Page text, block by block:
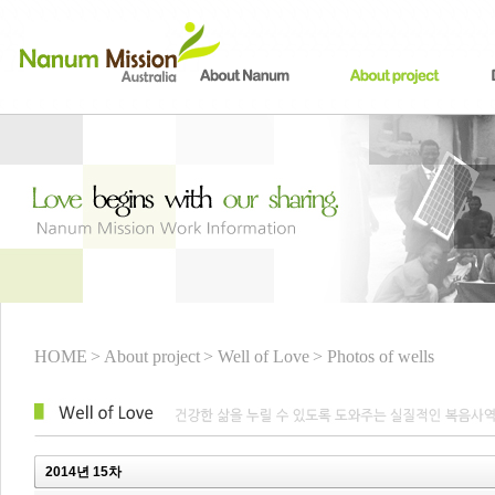
HOME > About project > Well of Love > Photos of wells
2014년 15차